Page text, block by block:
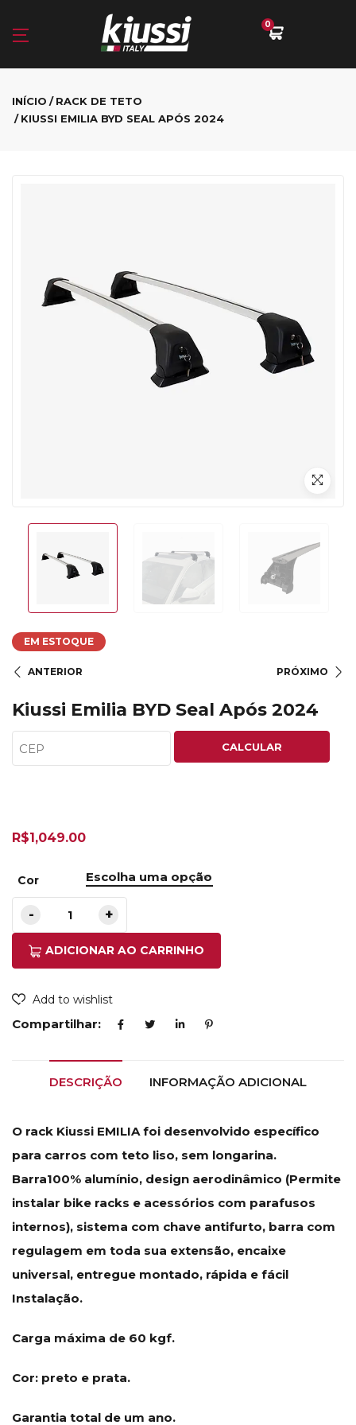
0
INÍCIO
RACK DE TETO
KIUSSI EMILIA BYD SEAL APÓS 2024
EM ESTOQUE
ANTERIOR PRÓXIMO
Kiussi Emilia BYD Seal Após 2024
CALCULAR
R$1,049.00
Cor
ADICIONAR AO CARRINHO
Add to wishlist
Compartilhar:
DESCRIÇÃO INFORMAÇÃO ADICIONAL
O rack Kiussi EMILIA foi desenvolvido específico
para carros com teto liso, sem longarina.
Barra100% alumínio, design aerodinâmico (Permite
instalar bike racks e acessórios com parafusos
internos), sistema com chave antifurto, barra com
regulagem em toda sua extensão, encaixe
universal, entregue montado, rápida e fácil
Instalação.
Carga máxima de 60 kgf.
Cor: preto e prata.
Garantia total de um ano.